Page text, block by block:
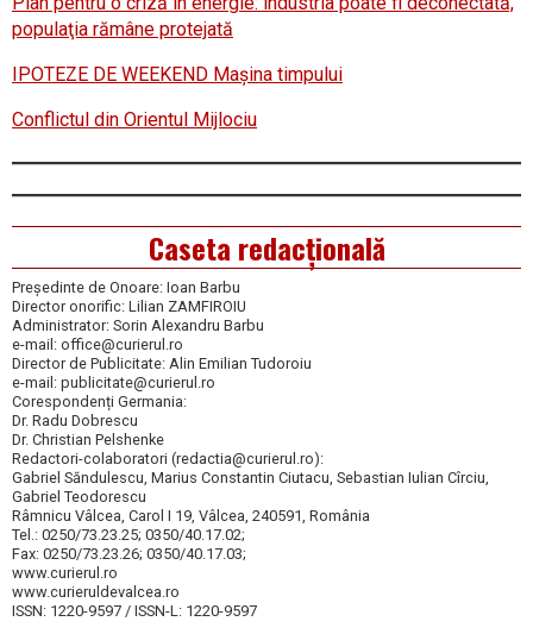
populaţia rămâne protejată
IPOTEZE DE WEEKEND Maşina timpului
Conflictul din Orientul Mijlociu
Caseta redacțională
Președinte de Onoare: Ioan Barbu
Director onorific: Lilian ZAMFIROIU
Administrator: Sorin Alexandru Barbu
e-mail: office@curierul.ro
Director de Publicitate: Alin Emilian Tudoroiu
e-mail: publicitate@curierul.ro
Corespondenți Germania:
Dr. Radu Dobrescu
Dr. Christian Pelshenke
Redactori-colaboratori (redactia@curierul.ro):
Gabriel Săndulescu, Marius Constantin Ciutacu, Sebastian Iulian Cîrciu,
Gabriel Teodorescu
Râmnicu Vâlcea, Carol I 19, Vâlcea, 240591, România
Tel.: 0250/73.23.25; 0350/40.17.02;
Fax: 0250/73.23.26; 0350/40.17.03;
www.curierul.ro
www.curieruldevalcea.ro
ISSN: 1220-9597 / ISSN-L: 1220-9597